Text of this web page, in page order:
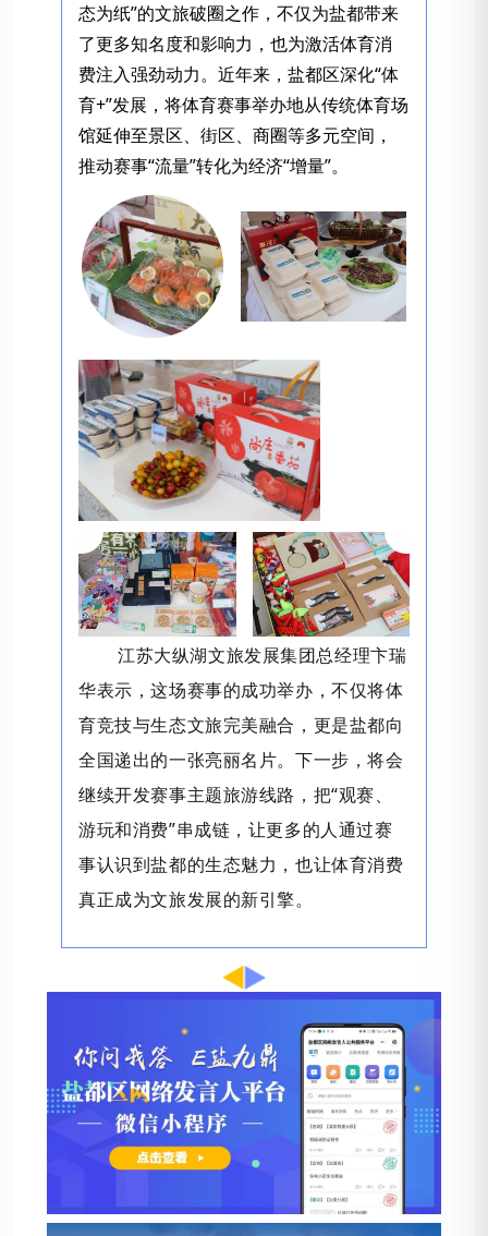
态为纸”的文旅破圈之作，不仅为盐都带来
了更多知名度和影响力，也为激活体育消
费注入强劲动力。近年来，盐都区深化“体
育+”发展，将体育赛事举办地从传统体育场
馆延伸至景区、街区、商圈等多元空间，
推动赛事“流量”转化为经济“增量”。
江苏大纵湖文旅发展集团总经理卞瑞
华表示，这场赛事的成功举办，不仅将体
育竞技与生态文旅完美融合，更是盐都向
全国递出的一张亮丽名片。下一步，将会
继续开发赛事主题旅游线路，把“观赛、
游玩和消费”串成链，让更多的人通过赛
事认识到盐都的生态魅力，也让体育消费
真正成为文旅发展的新引擎。